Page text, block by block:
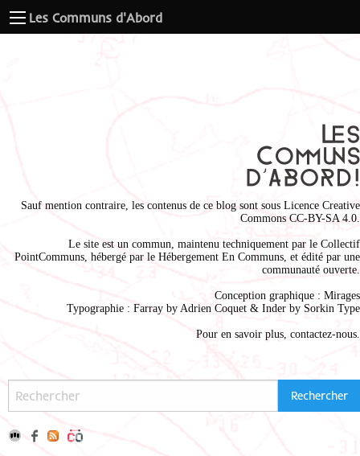
Les Communs d'Abord
Sauf mention contraire, les contenus de ce blog sont sous Licence Creative
Commons CC-BY-SA 4.0
Le site est un commun, maintenu techniquement par le Collectif
PointCommuns , hébergé par le Hébergement En Communs , et édité par une
communauté ouverte.
Conception graphique : Mirages
Typographie : Farray by Adrien Coquet & Inder by Sorkin Type
Pour en savoir plus, contactez-nous